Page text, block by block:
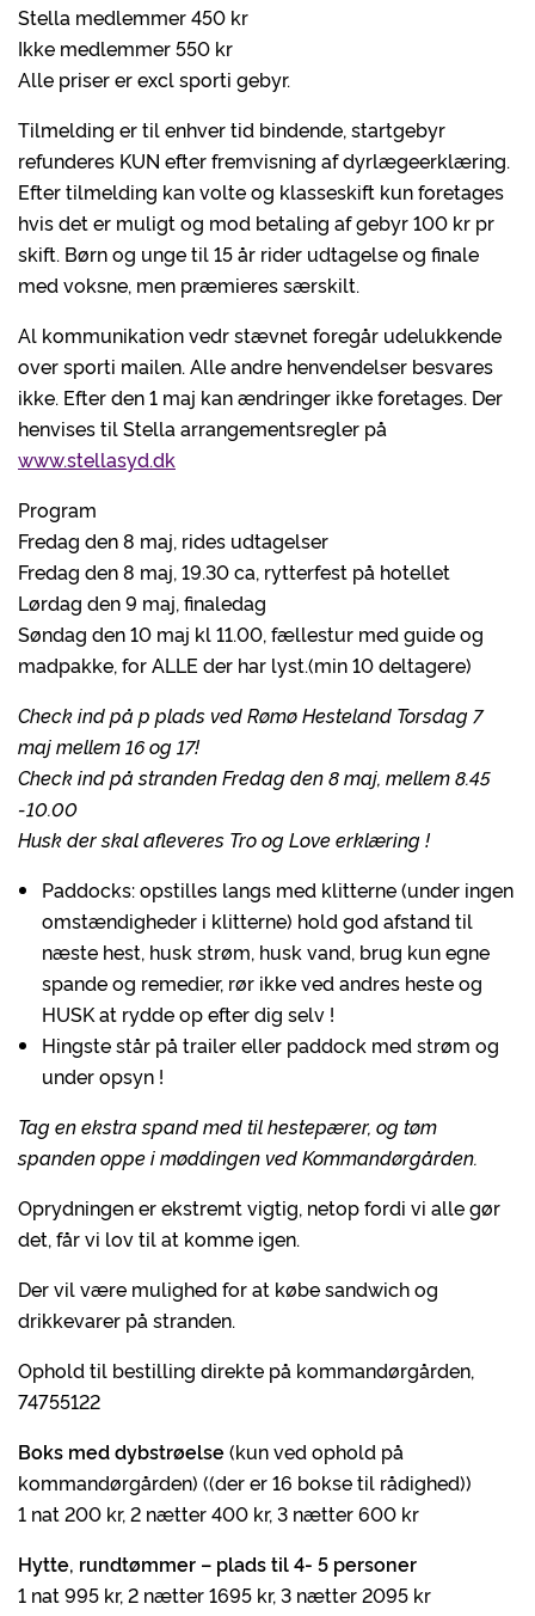
Stella medlemmer 450 kr
Ikke medlemmer 550 kr
Alle priser er excl sporti gebyr.
Tilmelding er til enhver tid bindende, startgebyr
refunderes KUN efter fremvisning af dyrlægeerklæring.
Efter tilmelding kan volte og klasseskift kun foretages
hvis det er muligt og mod betaling af gebyr 100 kr pr
skift. Børn og unge til 15 år rider udtagelse og finale
med voksne, men præmieres særskilt.
Al kommunikation vedr stævnet foregår udelukkende
over sporti mailen. Alle andre henvendelser besvares
ikke. Efter den 1 maj kan ændringer ikke foretages. Der
henvises til Stella arrangementsregler på
www.stellasyd.dk
Program
Fredag den 8 maj, rides udtagelser
Fredag den 8 maj, 19.30 ca, rytterfest på hotellet
Lørdag den 9 maj, finaledag
Søndag den 10 maj kl 11.00, fællestur med guide og
madpakke, for ALLE der har lyst.(min 10 deltagere)
Check ind på p plads ved Rømø Hesteland Torsdag 7
maj mellem 16 og 17!
Check ind på stranden Fredag den 8 maj, mellem 8.45
-10.00
Husk der skal afleveres Tro og Love erklæring !
Paddocks: opstilles langs med klitterne (under ingen
omstændigheder i klitterne) hold god afstand til
næste hest, husk strøm, husk vand, brug kun egne
spande og remedier, rør ikke ved andres heste og
HUSK at rydde op efter dig selv !
Hingste står på trailer eller paddock med strøm og
under opsyn !
Tag en ekstra spand med til hestepærer, og tøm
spanden oppe i møddingen ved Kommandørgården.
Oprydningen er ekstremt vigtig, netop fordi vi alle gør
det, får vi lov til at komme igen.
Der vil være mulighed for at købe sandwich og
drikkevarer på stranden.
Ophold til bestilling direkte på kommandørgården,
74755122
Boks med dybstrøelse(kun ved ophold på
kommandørgården) ((der er 16 bokse til rådighed))
1 nat 200 kr, 2 nætter 400 kr, 3 nætter 600 kr
Hytte, rundtømmer – plads til 4- 5 personer
1 nat 995 kr, 2 nætter 1695 kr, 3 nætter 2095 kr